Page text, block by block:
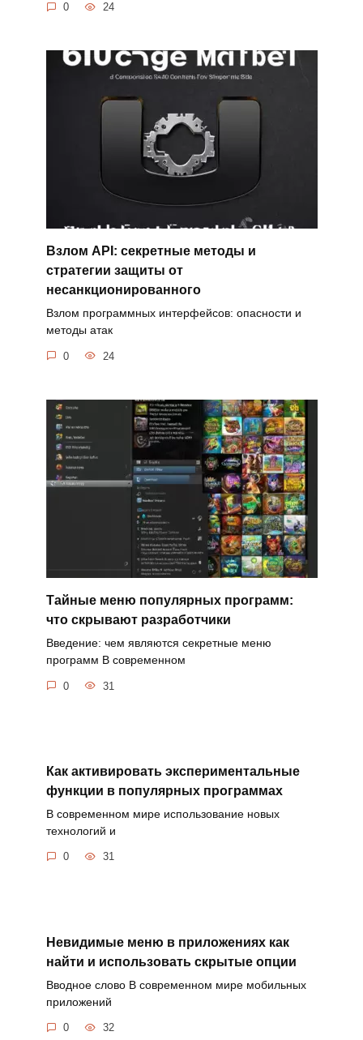
0 24
Взлом API: секретные методы и
стратегии защиты от
несанкционированного
Взлом программных интерфейсов: опасности и
методы атак
0 24
Тайные меню популярных программ:
что скрывают разработчики
Введение: чем являются секретные меню
программ В современном
0 31
Как активировать экспериментальные
функции в популярных программах
В современном мире использование новых
технологий и
0 31
Невидимые меню в приложениях как
найти и использовать скрытые опции
Вводное слово В современном мире мобильных
приложений
0 32